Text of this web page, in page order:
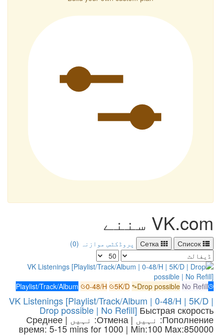
VK.com سننے
Список
Сетка پروڈکٹس موازنہ (0)
Playlist/Track/Album 0-48/H 5K/D Drop possible No Refill
VK Listenings [Playlist/Track/Album | 0-48/H | 5K/D |
Drop possible | No Refill] Быстрая скорость
Пополнение: نہیں | Отмена: نہیں | Среднее
время: 5-15 mins for 1000 | Min:100 Max:850000